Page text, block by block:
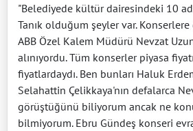
"Belediyede kültür dairesindeki 10
Tanık olduğum şeyler var.
ABB Özel Kalem Müdürü Nevzat
alınıyordu. Tüm konserler piyasa
fiyatlardaydı. Ben bunları Haluk
Selahattin Çelikkaya'nın defalarca
görüştüğünü biliyorum ancak ne
bilmiyorum. Ebru Gündeş konseri